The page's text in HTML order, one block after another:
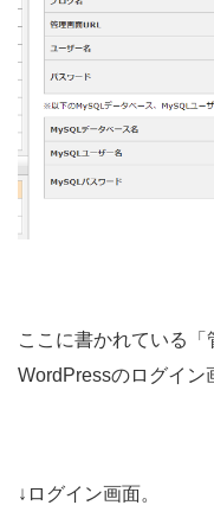
ここに書かれている「
WordPressのログイン
↓ログイン画面。